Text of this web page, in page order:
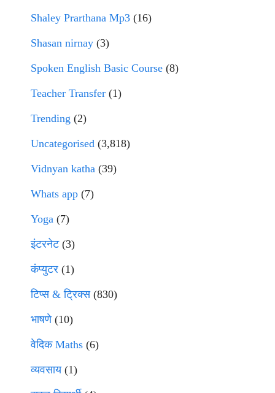
Shaley Prarthana Mp3 (16)
Shasan nirnay (3)
Spoken English Basic Course (8)
Teacher Transfer (1)
Trending (2)
Uncategorised (3,818)
Vidnyan katha (39)
Whats app (7)
Yoga (7)
इंटरनेट(3)
कंप्युटर (1)
टिप्स & ट्रिक्स(830)
भाषणे(10)
वेदिक Maths (6)
व्यवसाय(1)